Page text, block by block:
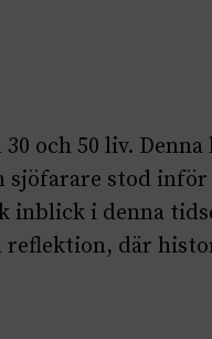
och 50 liv.
stod inför
inblick i denna
där